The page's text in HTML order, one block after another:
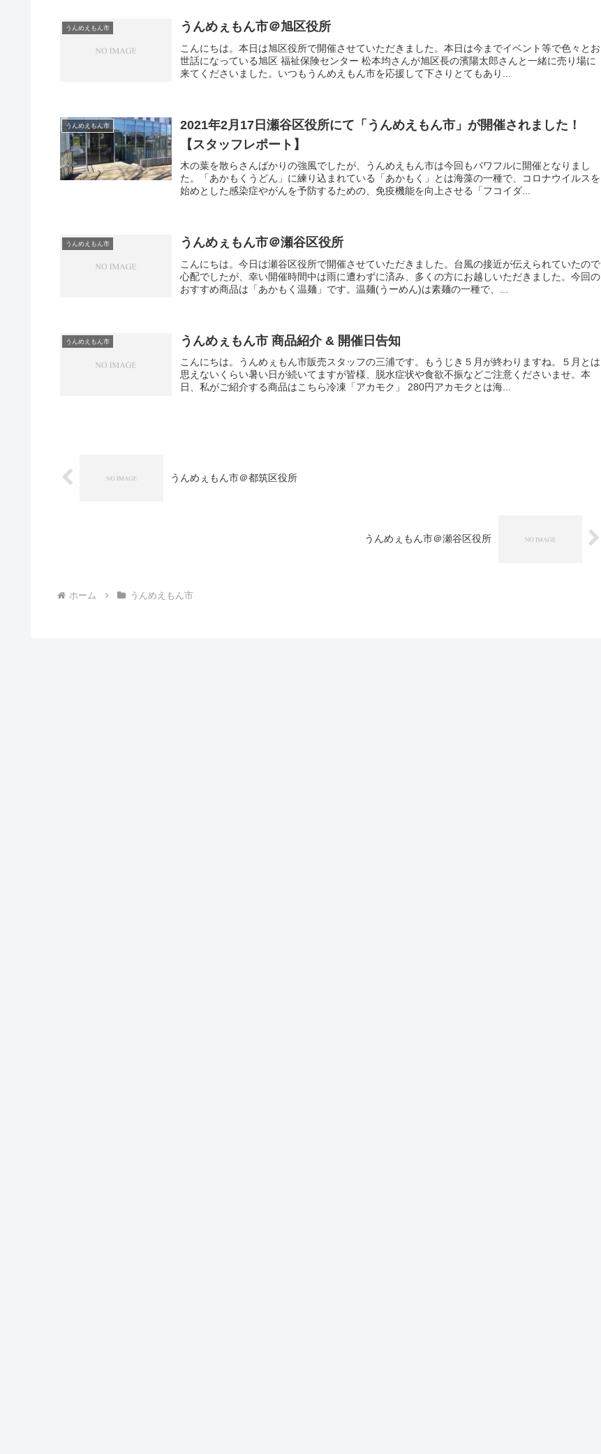
うんめえもん市 うんめぇもん市＠旭区役所
こんにちは。本日は旭区役所で開催させていただきました。本日は今までイベント等で色々とお
世話になっている旭区 福祉保険センター 松本均さんが旭区長の濱陽太郎さんと一緒に売り場に
来てくださいました。いつもうんめえもん市を応援して下さりとてもあり...
うんめえもん市
2021年2月17日瀬谷区役所にて「うんめえもん市」が開催されました！
【スタッフレポート】
木の葉を散らさんばかりの強風でしたが、うんめえもん市は今回もパワフルに開催となりまし
た。「あかもくうどん」に練り込まれている「あかもく」とは海藻の一種で、コロナウイルスを
始めとした感染症やがんを予防するための、免疫機能を向上させる「フコイダ...
うんめえもん市 うんめぇもん市＠瀬谷区役所
こんにちは。今日は瀬谷区役所で開催させていただきました。台風の接近が伝えられていたので
心配でしたが、幸い開催時間中は雨に遭わずに済み、多くの方にお越しいただきました。今回の
おすすめ商品は「あかもく温麺」です。温麺(うーめん)は素麺の一種で、...
うんめえもん市 うんめぇもん市 商品紹介 & 開催日告知
こんにちは。うんめぇもん市販売スタッフの三浦です。もうじき５月が終わりますね。５月とは
思えないくらい暑い日が続いてますが皆様、脱水症状や食欲不振などご注意くださいませ。本
日、私がご紹介する商品はこちら冷凍「アカモク」 280円アカモクとは海...
うんめぇもん市＠都筑区役所
うんめぇもん市＠瀬谷区役所
ホーム うんめえもん市